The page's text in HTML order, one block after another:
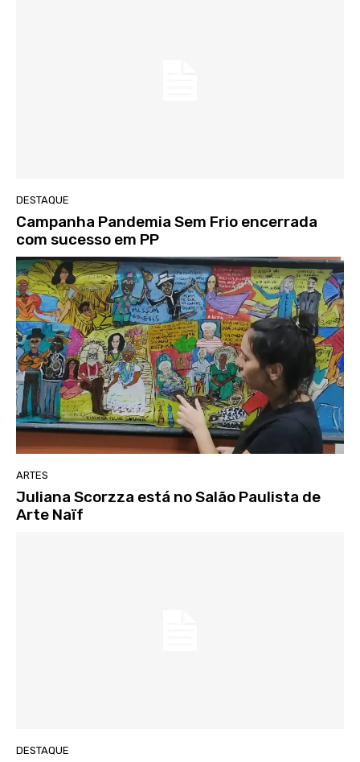
DESTAQUE
Campanha Pandemia Sem Frio encerrada
com sucesso em PP
ARTES
Juliana Scorzza está no Salão Paulista de
Arte Naïf
DESTAQUE